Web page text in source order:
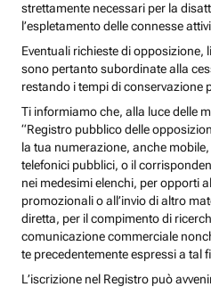
strettamente necessari per la
l’espletamento delle connesse
Eventuali richieste di opposizione,
sono pertanto subordinate alla
restando i tempi di conservazione
Ti informiamo che, alla luce delle
“Registro pubblico delle
la tua numerazione, anche
telefonici pubblici, o il
nei medesimi elenchi, per opporti
promozionali o all’invio di altro
diretta, per il compimento di
comunicazione commerciale
te precedentemente espressi a tal
L’iscrizione nel Registro può